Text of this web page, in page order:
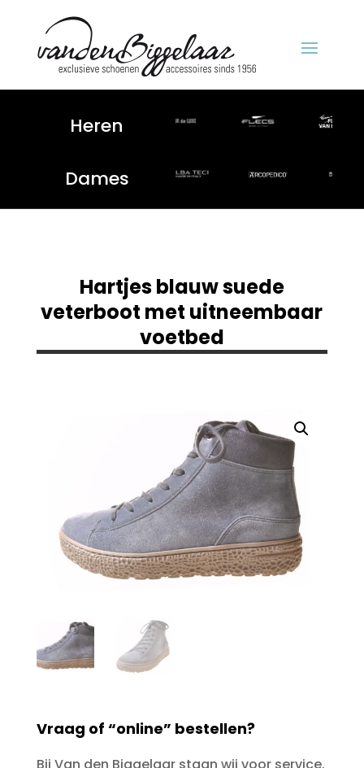
Heren
Dames
Hartjes blauw suede
veterboot met uitneembaar
voetbed
Vraag of “online” bestellen?